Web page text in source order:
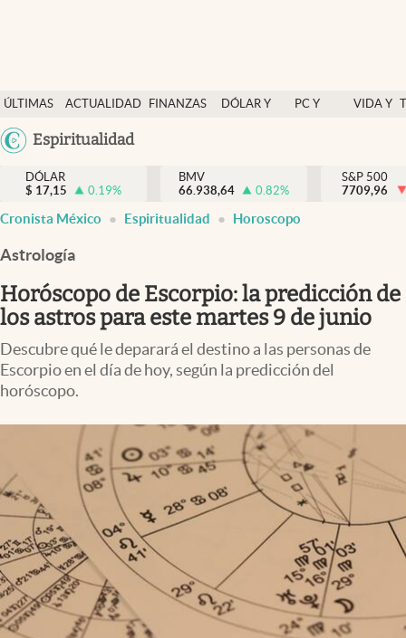
ÚLTIMAS
NOTICIAS
ACTUALIDAD
FINANZAS
DÓLAR Y
PC Y
VIDA Y
México
Espiritualidad
Actualidad
Finanzas y economía
Dólar y mercados
Pc y celular
Vida y estilo
Mediakit
abre en nueva pestaña
México
DÓLAR
$ 17,15 0.19%
BMV
66.938,64
0.82%
S&P 500
7709,96
Cronista México Espiritualidad Horoscopo
Astrología
Horóscopo de Escorpio: la predicción de
los astros para este martes 9 de junio
Descubre qué le deparará el destino a las personas de
Escorpio en el día de hoy, según la predicción del
horóscopo.